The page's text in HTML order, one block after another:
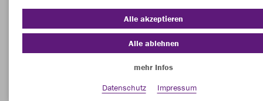
Alle akzeptieren
Alle ablehnen
mehr Infos
Datenschutz
Impressum